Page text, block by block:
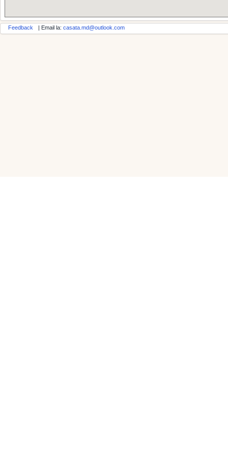
Feedback | Email la: casata.md@outlook.com